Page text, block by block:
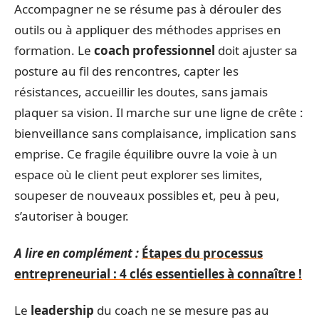
Accompagner ne se résume pas à dérouler des
outils ou à appliquer des méthodes apprises en
formation. Le coach professionnel doit ajuster sa
posture au fil des rencontres, capter les
résistances, accueillir les doutes, sans jamais
plaquer sa vision. Il marche sur une ligne de crête :
bienveillance sans complaisance, implication sans
emprise. Ce fragile équilibre ouvre la voie à un
espace où le client peut explorer ses limites,
soupeser de nouveaux possibles et, peu à peu,
s’autoriser à bouger.
A lire en complément : Étapes du processus
entrepreneurial : 4 clés essentielles à connaître !
Le leadership du coach ne se mesure pas au